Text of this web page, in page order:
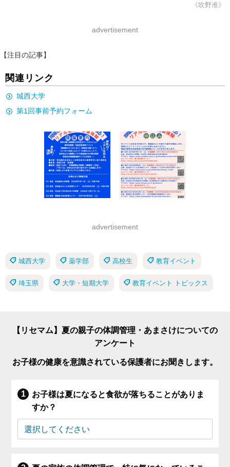
《吹野准》
advertisement
【注目の記事】
関連リンク
城西大学
第1回事前予約フォーム
advertisement
城西大学 薬学部 高校生 教育イベント
埼玉県 大学・短期大学 教育イベント トピックス
【リセマム】夏の親子の体調管理・あまさけについての
アンケート
お子様の健康を意識されている保護者にお聞きします。
お子様は夏になると食欲が落ちることがありま
すか？